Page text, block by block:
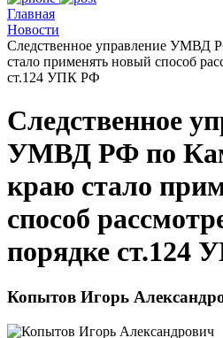
Главная
Новости
Следственное управление УМВД
стало применять новый способ
ст.124 УПК РФ
Следственное
УМВД РФ по
краю стало
способ
порядке ст.124
Копытов Игорь